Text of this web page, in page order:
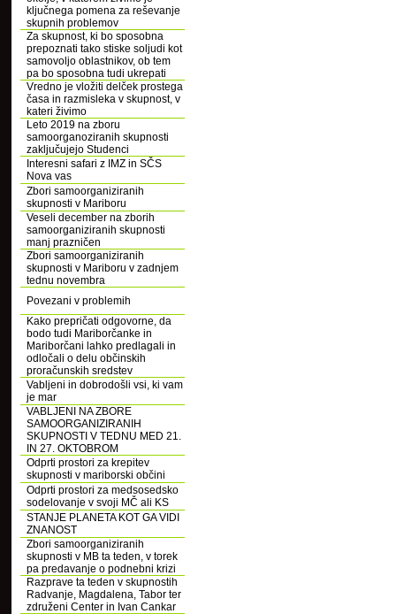
ključnega pomena za reševanje
skupnih problemov
Za skupnost, ki bo sposobna
prepoznati tako stiske soljudi kot
samovoljo oblastnikov, ob tem
pa bo sposobna tudi ukrepati
Vredno je vložiti delček prostega
časa in razmisleka v skupnost, v
kateri živimo
Leto 2019 na zboru
samoorganoziranih skupnosti
zaključujejo Studenci
Interesni safari z IMZ in SČS
Nova vas
Zbori samoorganiziranih
skupnosti v Mariboru
Veseli december na zborih
samoorganiziranih skupnosti
manj prazničen
Zbori samoorganiziranih
skupnosti v Mariboru v zadnjem
tednu novembra
Povezani v problemih
Kako prepričati odgovorne, da
bodo tudi Mariborčanke in
Mariborčani lahko predlagali in
odločali o delu občinskih
proračunskih sredstev
Vabljeni in dobrodošli vsi, ki vam
je mar
VABLJENI NA ZBORE
SAMOORGANIZIRANIH
SKUPNOSTI V TEDNU MED 21.
IN 27. OKTOBROM
Odprti prostori za krepitev
skupnosti v mariborski občini
Odprti prostori za medsosedsko
sodelovanje v svoji MČ ali KS
STANJE PLANETA KOT GA VIDI
ZNANOST
Zbori samoorganiziranih
skupnosti v MB ta teden, v torek
pa predavanje o podnebni krizi
Razprave ta teden v skupnostih
Radvanje, Magdalena, Tabor ter
združeni Center in Ivan Cankar